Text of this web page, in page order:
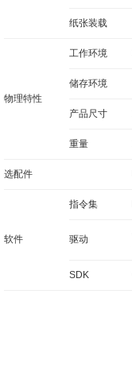
纸张装载
物理特性
工作环境
储存环境
产品尺寸
重量
选配件
软件
指令集
驱动
SDK